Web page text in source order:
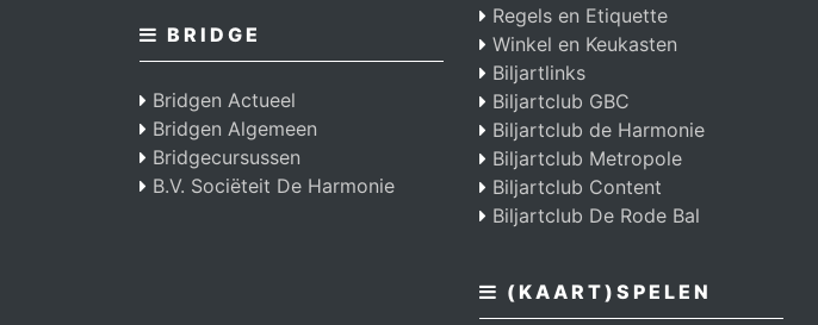
BRIDGE
Bridgen Actueel
Bridgen Algemeen
Bridgecursussen
B.V. Sociëteit De Harmonie
Regels en Etiquette
Winkel en Keukasten
Biljartlinks
Biljartclub GBC
Biljartclub de Harmonie
Biljartclub Metropole
Biljartclub Content
Biljartclub De Rode Bal
(KAART)SPELEN